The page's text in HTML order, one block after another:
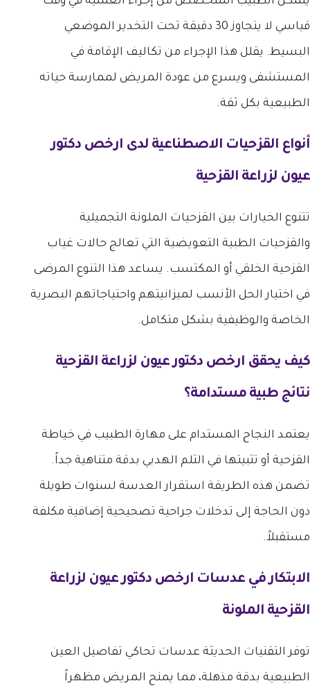
قياسي لا يتجاوز 30 دقيقة تحت التخدير الموضعي
البسيط. يقلل هذا الإجراء من تكاليف الإقامة في
المستشفى ويسرع من عودة المريض لممارسة حياته
الطبيعية بكل ثقة.
أنواع القزحيات الاصطناعية لدى ارخص دكتور
عيون لزراعة القزحية
تتنوع الخيارات بين القزحيات الملونة التجميلية
والقزحيات الطبية التعويضية التي تعالج حالات غياب
القزحية الخلقي أو المكتسب. يساعد هذا التنوع المرضى
في اختيار الحل الأنسب لميزانيتهم واحتياجاتهم البصرية
الخاصة والوظيفية بشكل متكامل.
كيف يحقق ارخص دكتور عيون لزراعة القزحية
نتائج طبية مستدامة؟
يعتمد النجاح المستدام على مهارة الطبيب في خياطة
القزحية أو تثبيتها في الثلم الهدبي بدقة متناهية جداً.
تضمن هذه الطريقة استقرار العدسة لسنوات طويلة
دون الحاجة إلى تدخلات جراحية تصحيحية إضافية مكلفة
مستقبلاً.
الابتكار في عدسات ارخص دكتور عيون لزراعة
القزحية الملونة
توفر التقنيات الحديثة عدسات تحاكي تفاصيل العين
الطبيعية بدقة مذهلة، مما يمنح المريض مظهراً